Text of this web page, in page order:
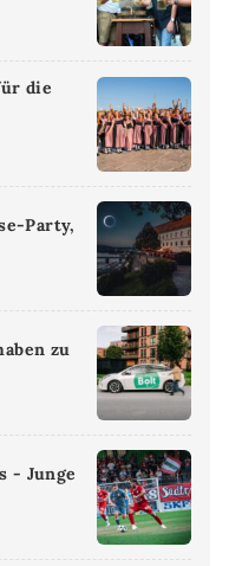
die
Party,
zu
- Junge